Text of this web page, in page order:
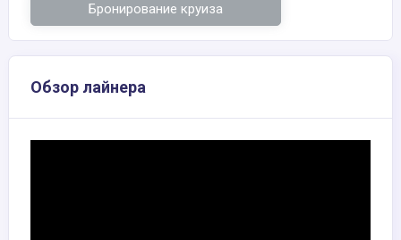
Бронирование круиза
Обзор лайнера